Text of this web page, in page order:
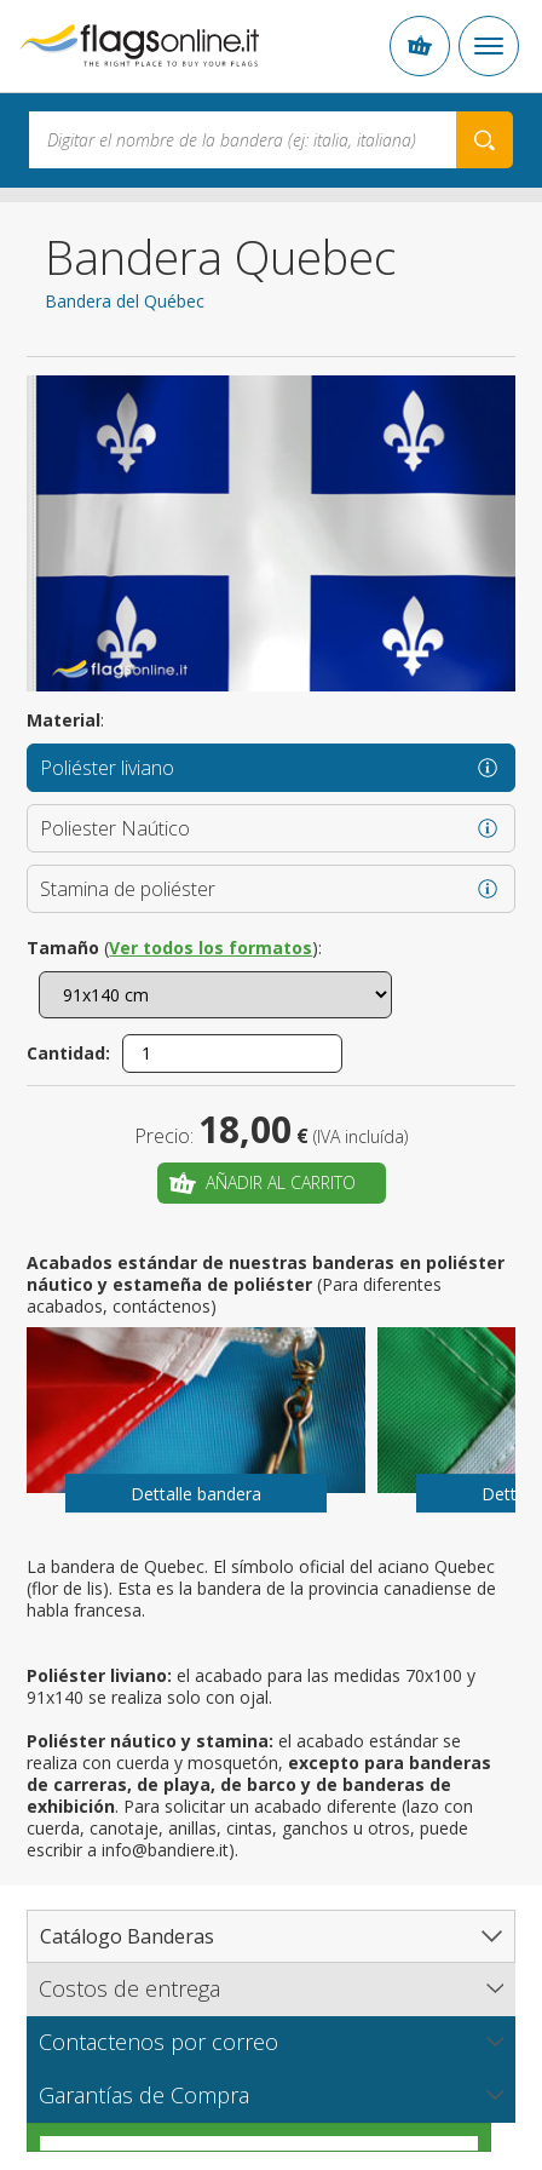
Bandera Quebec
Bandera del Québec
La bandera de Quebec. El símbolo oficial del aciano Quebec
(flor de lis). Esta es la bandera de la provincia canadiense de
habla francesa.
Poliéster liviano: el acabado para las medidas 70x100 y
91x140 se realiza solo con ojal.
Poliéster náutico y stamina: el acabado estándar se
realiza con cuerda y mosquetón, excepto para banderas
de carreras, de playa, de barco y de banderas de
exhibición. Para solicitar un acabado diferente (lazo con
cuerda, canotaje, anillas, cintas, ganchos u otros, puede
escribir a info@bandiere.it).
Material:
Poliéster liviano
Poliester Naútico
Stamina de poliéster
Tamaño (Ver todos los formatos):
Cantidad:
Precio: 18,00 € (IVA incluída)
AÑADIR AL CARRITO
Acabados estándar de nuestras banderas en poliéster
náutico y estameña de poliéster (Para diferentes
acabados, contáctenos)
Dettalle bandera
Catálogo Banderas
Catálogo completo de banderas
Norte América
América del Sur
Europa
Regiones y Estados
Regiones italianas
Estados de EEUU
Cantones y Provincias
Cantones suizos
Ciudades
Costos de entrega
Flagsonline.it calcula los costos de envío en función del
peso de los bienes, el tipo de pago y el método de
VER
Contactenos por correo
una cotización para grandes cantidades o producciones
particulares.
Garantías de Compra
Telas para banderas